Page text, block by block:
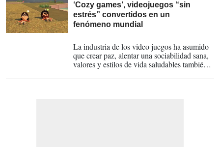
‘Cozy games’, videojuegos “sin
estrés” convertidos en un
fenómeno mundial
La industria de los video juegos ha asumido
que crear paz, alentar una sociabilidad sana,
valores y estilos de vida saludables también